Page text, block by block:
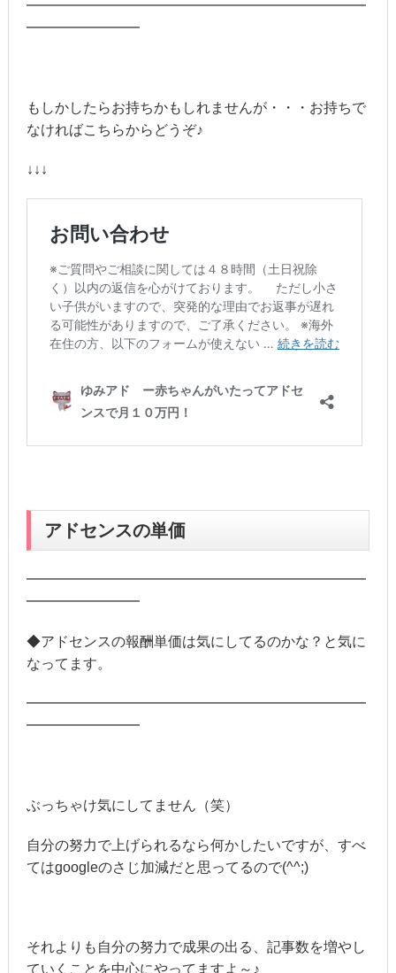
━━━━━━━━━━━━━━━━━━━━━━━━
━━━━━━━━
もしかしたらお持ちかもしれませんが・・・お持ちで
なければこちらからどうぞ♪
↓↓↓
アドセンスの単価
━━━━━━━━━━━━━━━━━━━━━━━━
━━━━━━━━
◆アドセンスの報酬単価は気にしてるのかな？と気に
なってます。
━━━━━━━━━━━━━━━━━━━━━━━━
━━━━━━━━
ぶっちゃけ気にしてません（笑）
自分の努力で上げられるなら何かしたいですが、すべ
てはgoogleのさじ加減だと思ってるので(^^;)
それよりも自分の努力で成果の出る、記事数を増やし
ていくことを中心にやってますよ～♪